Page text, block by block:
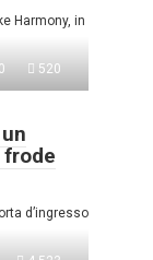
Harmony, in
0 520
frode
d’ingresso